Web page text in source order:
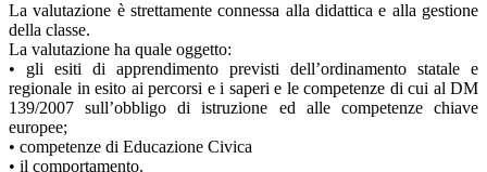
La valutazione è strettamente connessa alla didattica e alla gestione
della classe.
La valutazione ha quale oggetto:
• gli esiti di apprendimento previsti dell’ordinamento statale e
regionale in esito ai percorsi e i saperi e le competenze di cui al DM
139/2007 sull’obbligo di istruzione ed alle competenze chiave
europee;
• competenze di Educazione Civica
• il comportamento.